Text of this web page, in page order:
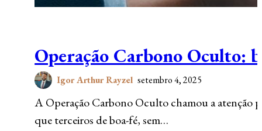
Operação Carbono Oculto:
Igor Arthur Rayzel setembro 4, 2025
A Operação Carbono Oculto chamou a atenção
que terceiros de boa-fé, sem…